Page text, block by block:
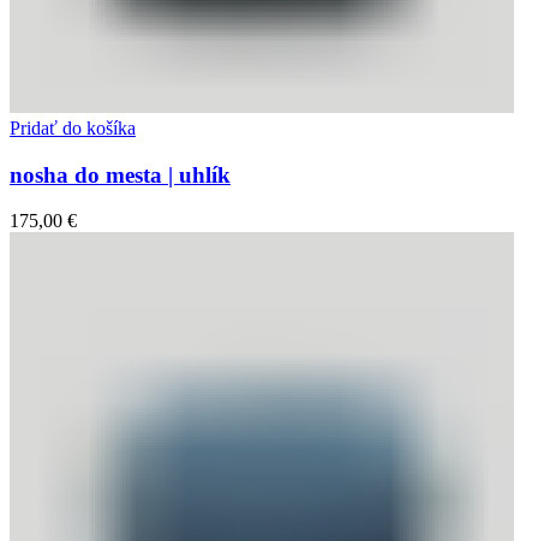
Pridať do košíka
nosha do mesta | uhlík
175,00 €